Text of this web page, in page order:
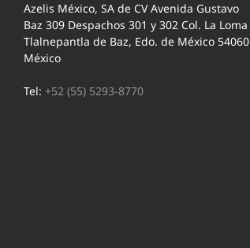
Azelis México, SA de CV Avenida Gustavo
Baz 309 Despachos 301 y 302 Col. La Loma
Tlalnepantla de Baz, Edo. de México 54060
México
Tel: +52 (55) 5293-8770